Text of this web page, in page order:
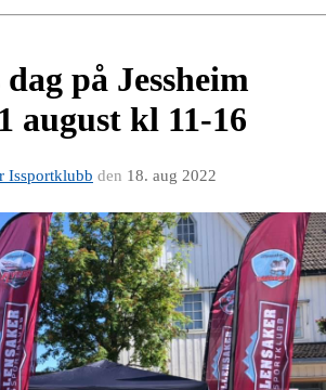
på Jessheim
august kl 11-16
Issportklubb den 18. aug 2022